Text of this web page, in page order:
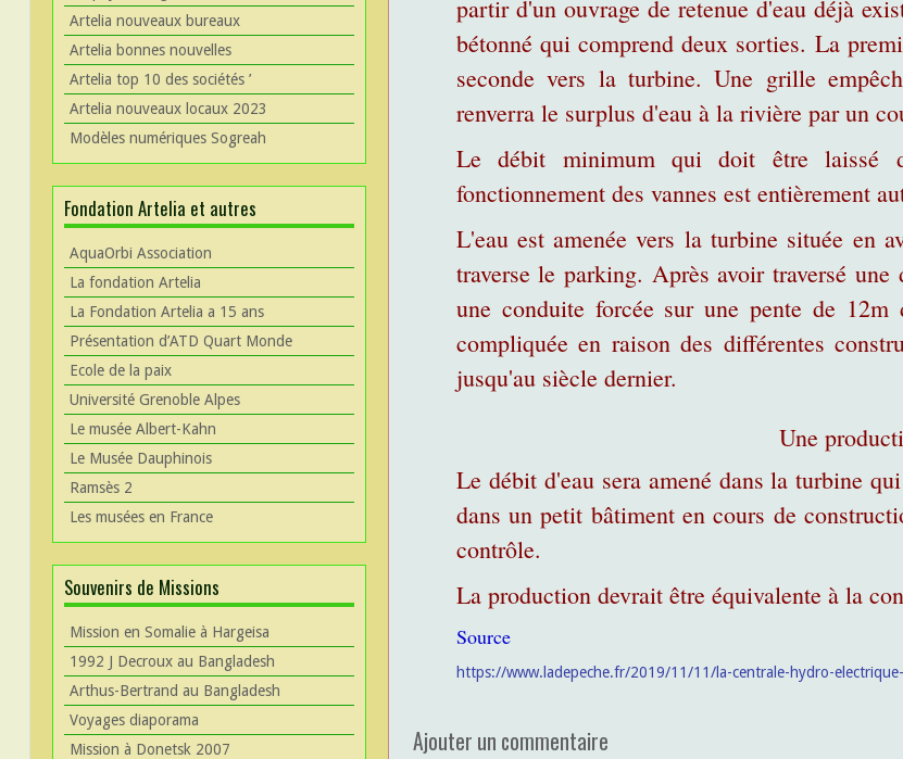
Artelia nouveaux bureaux
Artelia bonnes nouvelles
Artelia top 10 des sociétés ’
Artelia nouveaux locaux 2023
Modèles numériques Sogreah
Fondation Artelia et autres
AquaOrbi Association
La fondation Artelia
La Fondation Artelia a 15 ans
Présentation d’ATD Quart Monde
Ecole de la paix
Université Grenoble Alpes
Le musée Albert-Kahn
Le Musée Dauphinois
Ramsès 2
Les musées en France
Souvenirs de Missions
Mission en Somalie à Hargeisa
1992 J Decroux au Bangladesh
Arthus-Bertrand au Bangladesh
Voyages diaporama
Mission à Donetsk 2007
partir d'un ouvrage de retenue d'eau déjà
bétonné qui comprend deux sorties. La
seconde vers la turbine. Une grille
renverra le surplus d'eau à la rivière par un
Le débit minimum qui doit être laissé
fonctionnement des vannes est entièrement
L'eau est amenée vers la turbine située en
traverse le parking. Après avoir traversé
une conduite forcée sur une pente de
compliquée en raison des différentes
jusqu'au siècle dernier.
Une
Le débit d'eau sera amené dans la turbine
dans un petit bâtiment en cours de
contrôle.
La production devrait être équivalente à la
Source
https://www.ladepeche.fr/2019/11/11/la-centrale-hydro-
Ajouter un commentaire